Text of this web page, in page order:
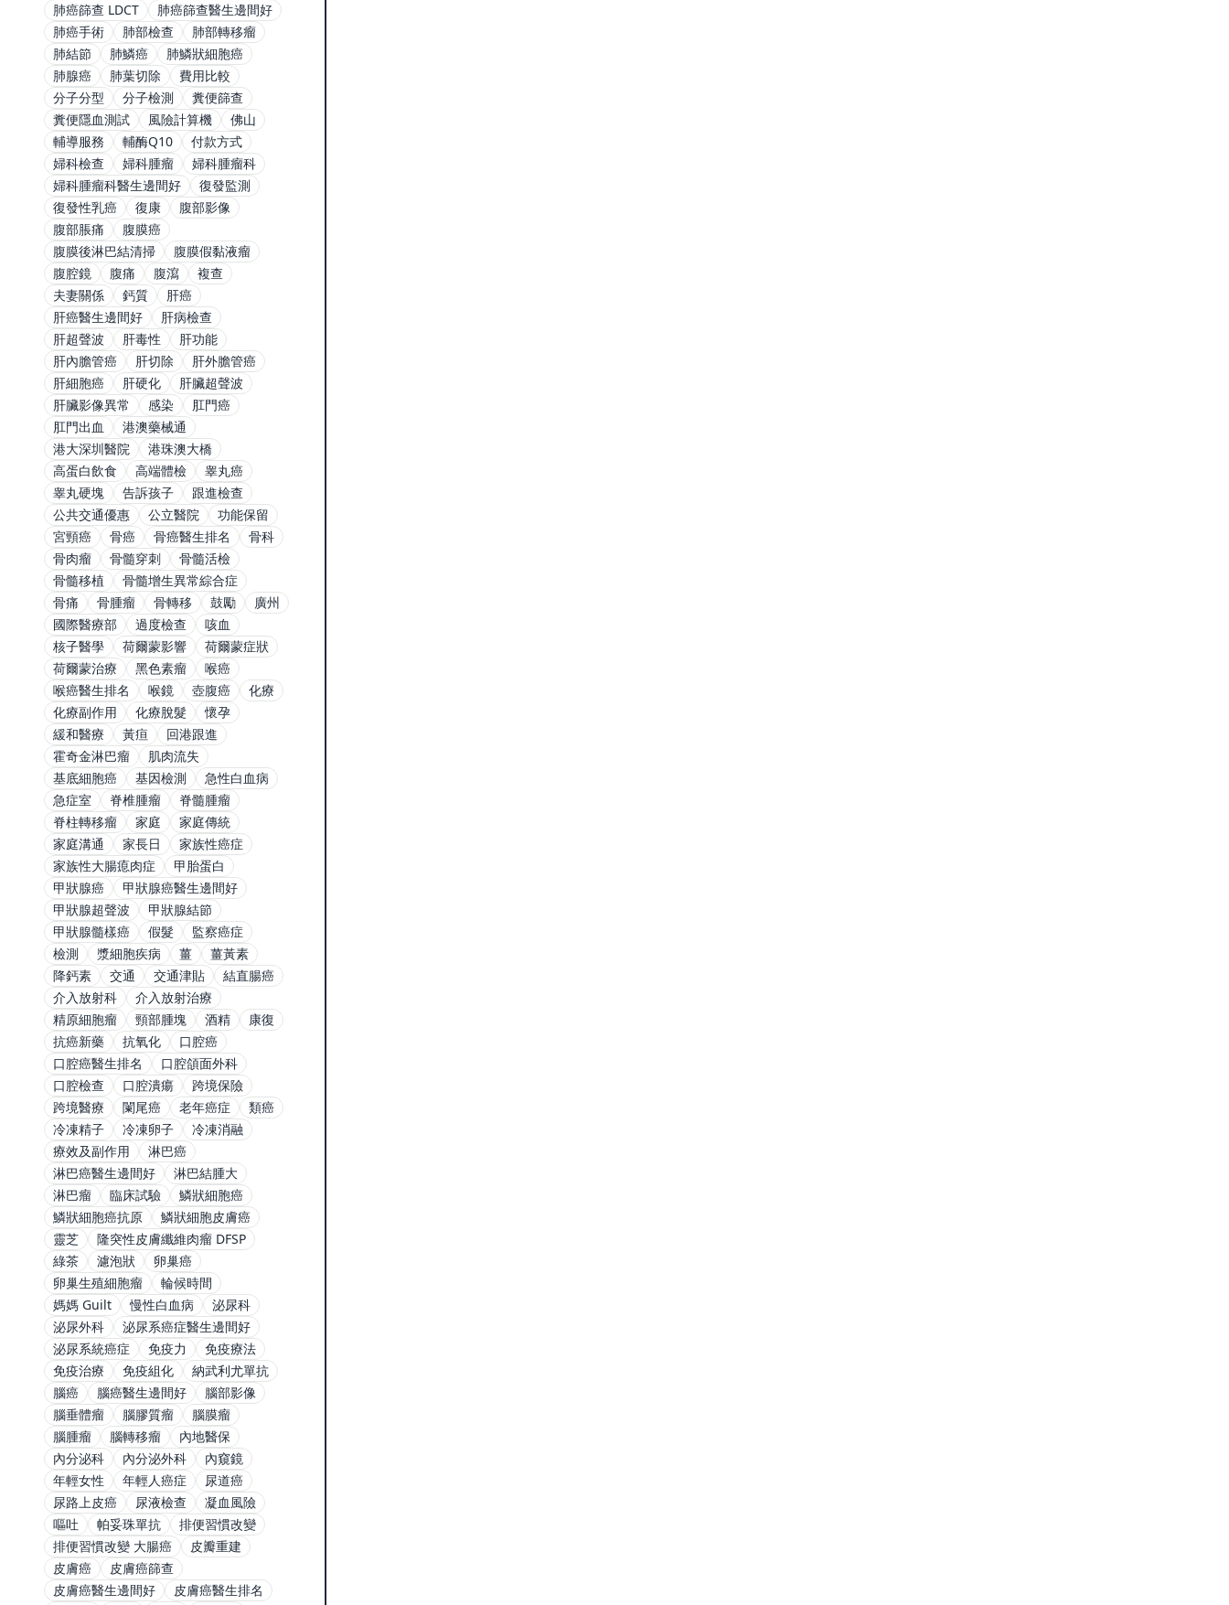
肺癌篩查 LDCT
肺癌篩查醫生邊間好
肺癌手術
肺部檢查
肺部轉移瘤
肺結節
肺鱗癌
肺鱗狀細胞癌
肺腺癌
肺葉切除
費用比較
分子分型
分子檢測
糞便篩查
糞便隱血測試
風險計算機
佛山
輔導服務
輔酶Q10
付款方式
婦科檢查
婦科腫瘤
婦科腫瘤科
婦科腫瘤科醫生邊間好
復發監測
復發性乳癌
復康
腹部影像
腹部脹痛
腹膜癌
腹膜後淋巴結清掃
腹膜假黏液瘤
腹腔鏡
腹痛 腹瀉
複查
夫妻關係
鈣質
肝癌
肝癌醫生邊間好
肝病檢查
肝超聲波
肝毒性
肝功能
肝內膽管癌
肝切除
肝外膽管癌
肝細胞癌
肝硬化
肝臟超聲波
肝臟影像異常
感染
肛門癌
肛門出血
港澳藥械通
港大深圳醫院
港珠澳大橋
高蛋白飲食
高端體檢
睾丸癌
睾丸硬塊
告訴孩子
跟進檢查
公共交通優惠
公立醫院
功能保留
宮頸癌
骨癌 骨癌醫生排名
骨科
骨肉瘤
骨髓穿刺
骨髓活檢
骨髓移植
骨髓增生異常綜合症
骨痛
骨腫瘤 骨轉移 鼓勵
廣州
國際醫療部
過度檢查
咳血
核子醫學
荷爾蒙影響
荷爾蒙症狀
荷爾蒙治療
黑色素瘤
喉癌
喉癌醫生排名
喉鏡 壺腹癌
化療
化療副作用
化療脫髮
懷孕
緩和醫療
黃疸
回港跟進
霍奇金淋巴瘤
肌肉流失
基底細胞癌
基因檢測
急性白血病
急症室
脊椎腫瘤
脊髓腫瘤
脊柱轉移瘤
家庭
家庭傳統
家庭溝通
家長日
家族性癌症
家族性大腸瘜肉症
甲胎蛋白
甲狀腺癌
甲狀腺癌醫生邊間好
甲狀腺超聲波
甲狀腺結節
甲狀腺髓樣癌
假髮
監察癌症
檢測
漿細胞疾病 薑
薑黃素
降鈣素
交通 交通津貼
結直腸癌
介入放射科
介入放射治療
精原細胞瘤
頸部腫塊 酒精
康復
抗癌新藥
抗氧化
口腔癌
口腔癌醫生排名
口腔頜面外科
口腔檢查
口腔潰瘍
跨境保險
跨境醫療
闌尾癌 老年癌症
類癌
冷凍精子
冷凍卵子
冷凍消融
療效及副作用
淋巴癌
淋巴癌醫生邊間好
淋巴結腫大
淋巴瘤
臨床試驗
鱗狀細胞癌
鱗狀細胞癌抗原
鱗狀細胞皮膚癌
靈芝
隆突性皮膚纖維肉瘤 DFSP
綠茶
濾泡狀
卵巢癌
卵巢生殖細胞瘤
輪候時間
媽媽 Guilt
慢性白血病
泌尿科
泌尿外科
泌尿系癌症醫生邊間好
泌尿系統癌症
免疫力
免疫療法
免疫治療
免疫組化
納武利尤單抗
腦癌
腦癌醫生邊間好
腦部影像
腦垂體瘤
腦膠質瘤
腦膜瘤
腦腫瘤
腦轉移瘤
內地醫保
內分泌科
內分泌外科
內窺鏡
年輕女性
年輕人癌症
尿道癌
尿路上皮癌
尿液檢查
凝血風險
嘔吐
帕妥珠單抗
排便習慣改變
排便習慣改變 大腸癌
皮瓣重建
皮膚癌
皮膚癌篩查
皮膚癌醫生邊間好
皮膚癌醫生排名